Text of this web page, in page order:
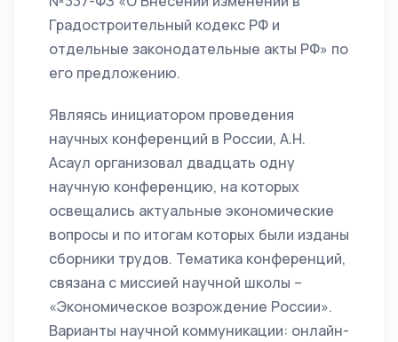
Градостроительный кодекс РФ и
отдельные законодательные акты РФ» по
его предложению.
Являясь инициатором проведения
научных конференций в России, А.Н.
Асаул организовал двадцать одну
научную конференцию, на которых
освеща­лись актуальные экономические
вопросы и по итогам которых были изданы
сборники трудов. Тематика конференций,
связана с миссией науч­ной школы –
«Экономическое возрождение России».
Варианты научной коммуникации: онлайн-